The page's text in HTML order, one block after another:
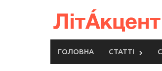
ГОЛОВНА СТАТТІ